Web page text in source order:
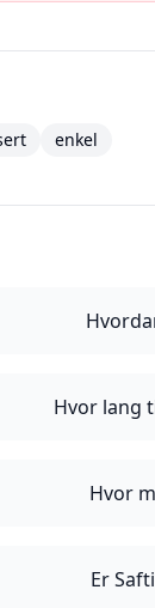
enkel
Hvor lang
Hvor
Er